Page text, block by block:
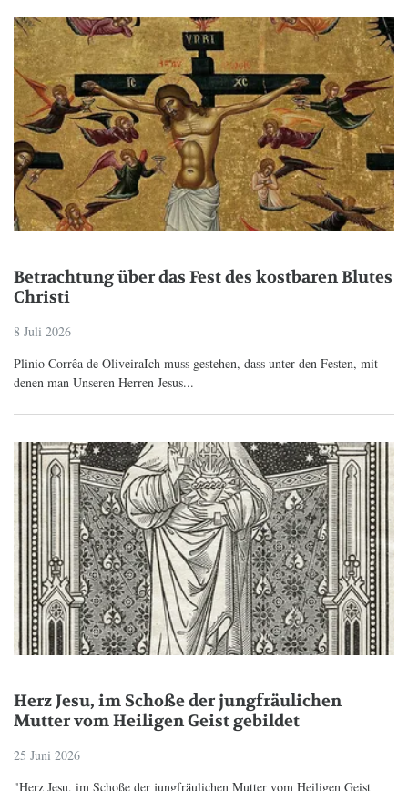
Betrachtung über das Fest des kostbaren Blutes
Christi
8 Juli 2026
Plinio Corrêa de OliveiraIch muss gestehen, dass unter den Festen, mit
denen man Unseren Herren Jesus...
Herz Jesu, im Schoße der jungfräulichen
Mutter vom Heiligen Geist gebildet
25 Juni 2026
"Herz Jesu, im Schoße der jungfräulichen Mutter vom Heiligen Geist